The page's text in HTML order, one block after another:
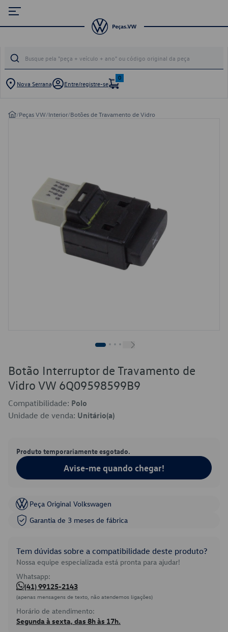
Nova Serrana Entre/registre-se
0
/Peças VW/Interior/Botões de Travamento de Vidro
Botão Interruptor de Travamento de
Vidro VW 6Q09598599B9
Compatibilidade: Polo
Unidade de venda: Unitário(a)
Produto temporariamente esgotado.
Avise-me quando chegar!
Peça Original Volkswagen
Garantia de 3 meses de fábrica
Tem dúvidas sobre a compatibilidade deste produto?
Nossa equipe especializada está pronta para ajudar!
Whatsapp:
(41) 99125-2143
(apenas mensagens de texto, não atendemos ligações)
Horário de atendimento:
Segunda à sexta, das 8h às 17h.